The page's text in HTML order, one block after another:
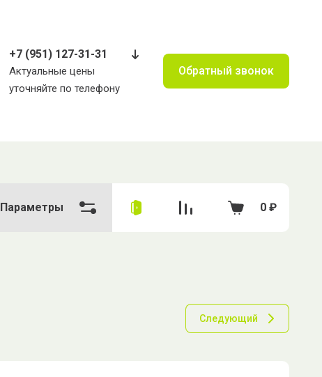
+7 (951) 127-31-31
Актуальные цены
уточняйте по телефону
Обратный звонок
Параметры 0 ₽
Следующий